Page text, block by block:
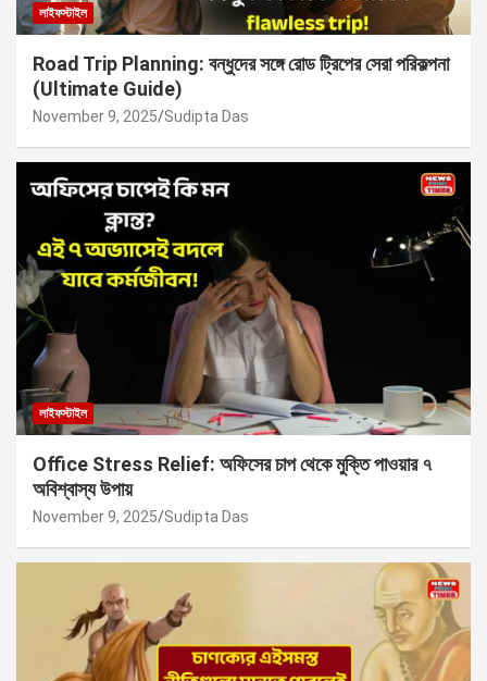
লাইফস্টাইল
Road Trip Planning: বন্ধুদের সঙ্গে রোড ট্রিপের সেরা পরিকল্পনা
(Ultimate Guide)
November 9, 2025 Sudipta Das
লাইফস্টাইল
Office Stress Relief: অফিসের চাপ থেকে মুক্তি পাওয়ার ৭
অবিশ্বাস্য উপায়
November 9, 2025 Sudipta Das